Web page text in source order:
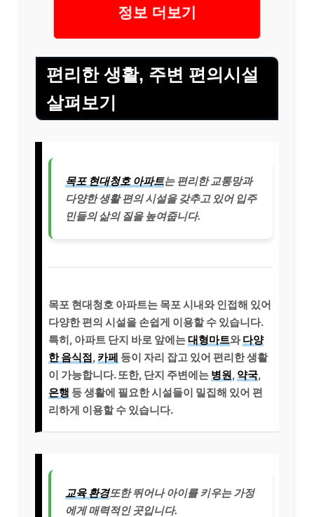
정보 더보기
편리한 생활, 주변 편의시설
살펴보기
목포 현대청호 아파트는 편리한 교통망과
다양한 생활 편의 시설을 갖추고 있어 입주
민들의 삶의 질을 높여줍니다.
목포 현대청호 아파트는 목포 시내와 인접해 있어
다양한 편의 시설을 손쉽게 이용할 수 있습니다.
특히, 아파트 단지 바로 앞에는대형마트와다양
한 음식점, 카페 등이 자리 잡고 있어 편리한 생활
이 가능합니다. 또한, 단지 주변에는 병원, 약국,
은행 등 생활에 필요한 시설들이 밀집해 있어 편
리하게 이용할 수 있습니다.
교육 환경또한 뛰어나 아이를 키우는 가정
에게 매력적인 곳입니다.